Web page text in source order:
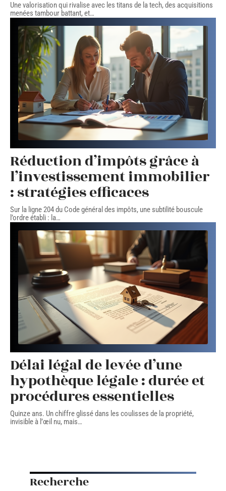
Une valorisation qui rivalise avec les titans de la tech, des acquisitions
menées tambour battant, et…
Réduction d’impôts grâce à
l’investissement immobilier
: stratégies efficaces
Sur la ligne 204 du Code général des impôts, une subtilité bouscule
l’ordre établi : la…
Délai légal de levée d’une
hypothèque légale : durée et
procédures essentielles
Quinze ans. Un chiffre glissé dans les coulisses de la propriété,
invisible à l’œil nu, mais…
Recherche